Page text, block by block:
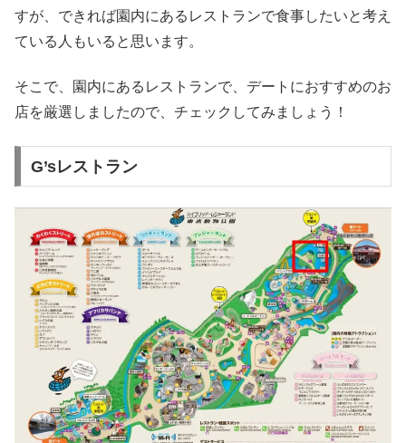
すが、できれば園内にあるレストランで食事したいと考え
ている人もいると思います。
そこで、園内にあるレストランで、デートにおすすめのお
店を厳選しましたので、チェックしてみましょう！
G’sレストラン